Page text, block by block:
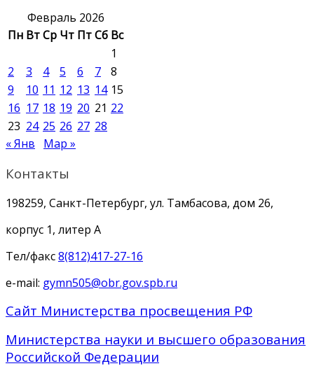
Февраль 2026
Пн ВтСр Чт ПтСб Вс
1
2
3 4 5 6 7
8
9
10 11 12 13 14 15
16 17 18 19 20 21 22
23 24 25 26 27 28
« Янв
Мар »
Контакты
198259, Санкт-Петербург, ул. Тамбасова, дом 26,
корпус 1, литер А
Тел/факс8(812)417-27-16
e-mail: gymn505@obr.gov.spb.ru
Сайт Министерства просвещения РФ
Министерства науки и высшего образования
Российской Федерации